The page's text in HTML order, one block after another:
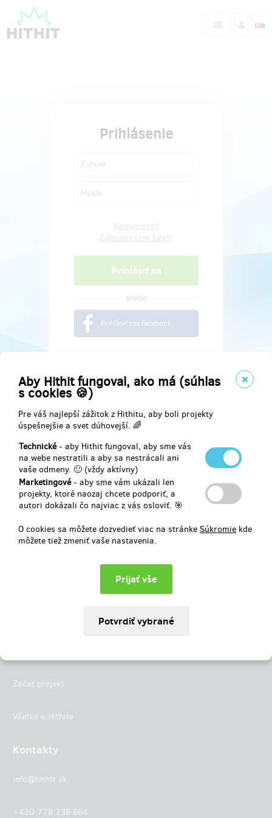
Aby Hithit fungoval, ako má (súhlas
s cookies 🍪)
Pre váš najlepší zážitok z Hithitu, aby boli projekty
úspešnejšie a svet dúhovejší. 🌈
Technické- aby Hithit fungoval, aby sme vás
na webe nestratili a aby sa nestrácali ani
vaše odmeny. 🙂 (vždy aktívny)
Marketingové- aby sme vám ukázali len
projekty, ktoré naozaj chcete podporiť, a
autori dokázali čo najviac z vás osloviť. 🎯
O cookies sa môžete dozvedieť viac na stránke Súkromie kde
môžete tiež zmeniť vaše nastavenia.
Prihlásenie
alebo
Prihlásiť cez facebook
Najdete nás na
Začať projekt
Všetko o Hithite
Kontakty
info@hithit.sk
+420 778 738 664